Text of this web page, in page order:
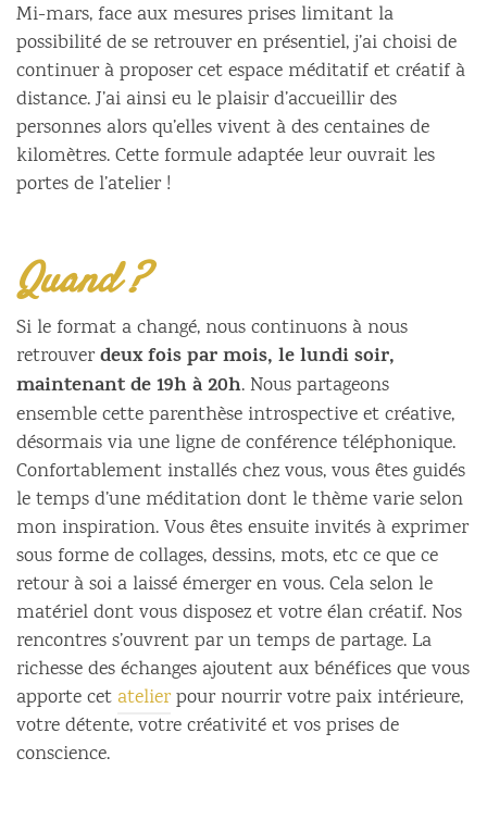
Mi-mars, face aux mesures prises limitant la
possibilité de se retrouver en présentiel, j’ai choisi de
continuer à proposer cet espace méditatif et créatif à
distance. J’ai ainsi eu le plaisir d’accueillir des
personnes alors qu’elles vivent à des centaines de
kilomètres. Cette formule adaptée leur ouvrait les
portes de l’atelier !
Quand ?
Si le format a changé, nous continuons à nous
retrouverdeux fois par mois, le lundi soir,
maintenant de 19h à 20h. Nous partageons
ensemble cette parenthèse introspective et créative,
désormais via une ligne de conférence téléphonique.
Confortablement installés chez vous, vous êtes guidés
le temps d’une méditation dont le thème varie selon
mon inspiration. Vous êtes ensuite invités à exprimer
sous forme de collages, dessins, mots, etc ce que ce
retour à soi a laissé émerger en vous. Cela selon le
matériel dont vous disposez et votre élan créatif. Nos
rencontres s’ouvrent par un temps de partage. La
richesse des échanges ajoutent aux bénéfices que vous
apporte cetatelierpour nourrir votre paix intérieure,
votre détente, votre créativité et vos prises de
conscience.